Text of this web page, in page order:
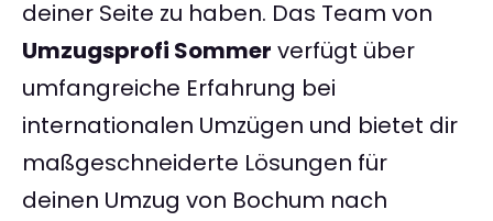
deiner Seite zu haben. Das Team von
Umzugsprofi Sommer verfügt über
umfangreiche Erfahrung bei
internationalen Umzügen und bietet dir
maßgeschneiderte Lösungen für
deinen Umzug von Bochum nach